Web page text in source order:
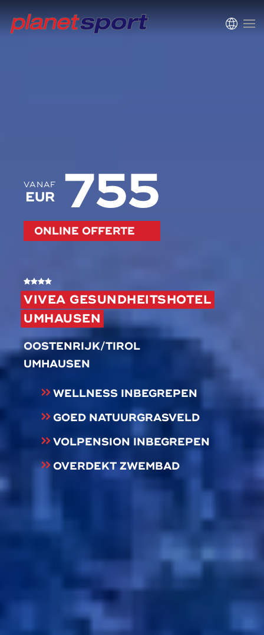
VIVEA GESUNDHEITSHOTEL
UMHAUSEN
OOSTENRIJK/TIROL
UMHAUSEN
WELLNESS INBEGREPEN
GOED NATUURGRASVELD
VOLPENSION INBEGREPEN
OVERDEKT ZWEMBAD
VANAF
EUR 755
ONLINE OFFERTE